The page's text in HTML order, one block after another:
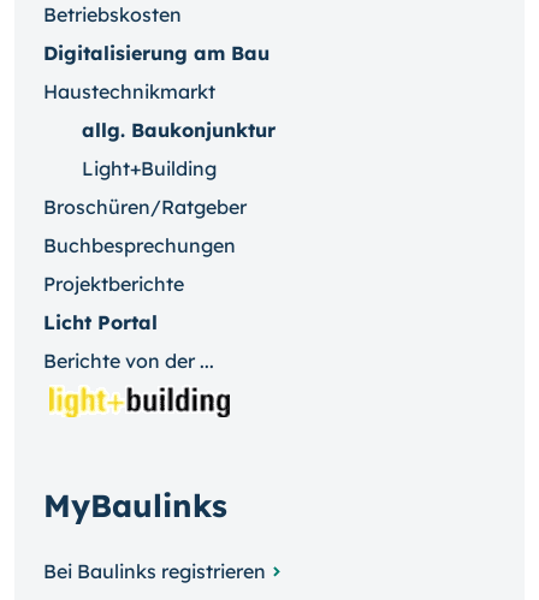
Betriebskosten
Digitalisierung am Bau
Haustechnikmarkt
allg. Baukonjunktur
Light+Building
Broschüren/Ratgeber
Buchbesprechungen
Projektberichte
Licht Portal
Berichte von der ...
MyBaulinks
Bei Baulinks registrieren